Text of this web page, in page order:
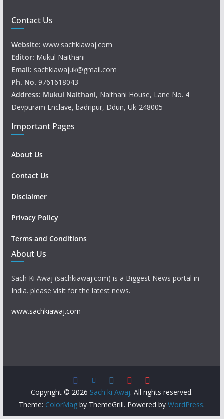
Contact Us
Website: www.sachkiawaj.com
Editor: Mukul Naithani
Email: sachkiawajuk@gmail.com
Ph. No. 9761618043
Address: Mukul Naithani, Naithani House, Lane No. 4
Devpuram Enclave, badripur, Ddun, Uk-248005
Important Pages
About Us
Contact Us
Disclaimer
Privacy Policy
Terms and Conditions
About Us
Sach Ki Awaj (sachkiawaj.com) is a Biggest News portal in
India. please visit for the latest news.
www.sachkiawaj.com
Copyright © 2026 Sach ki Awaj. All rights reserved.
Theme: ColorMagby ThemeGrill. Powered by WordPress.